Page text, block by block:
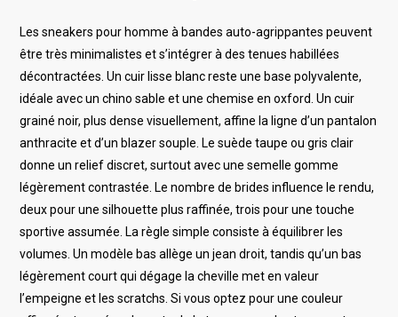
Les sneakers pour homme à bandes auto-agrippantes peuvent
être très minimalistes et s’intégrer à des tenues habillées
décontractées. Un cuir lisse blanc reste une base polyvalente,
idéale avec un chino sable et une chemise en oxford. Un cuir
grainé noir, plus dense visuellement, affine la ligne d’un pantalon
anthracite et d’un blazer souple. Le suède taupe ou gris clair
donne un relief discret, surtout avec une semelle gomme
légèrement contrastée. Le nombre de brides influence le rendu,
deux pour une silhouette plus raffinée, trois pour une touche
sportive assumée. La règle simple consiste à équilibrer les
volumes. Un modèle bas allège un jean droit, tandis qu’un bas
légèrement court qui dégage la cheville met en valeur
l’empeigne et les scratchs. Si vous optez pour une couleur